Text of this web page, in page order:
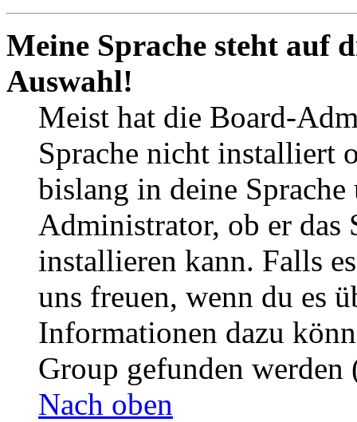
Meine Sprache steht auf
Auswahl!
Meist hat die Board-
Sprache nicht installiert
bislang in deine
Administrator, ob er das
installieren kann. Falls
uns freuen, wenn du es
Informationen dazu
Group gefunden
Nach oben